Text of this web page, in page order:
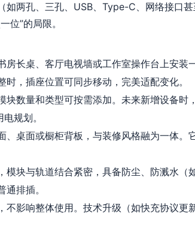
两孔、三孔、USB、Type-C、网络接口
位”的局限。
房长桌、客厅电视墙或工作室操作台上安装
，插座位置可同步移动，完美适配变化。
块数量和类型可按需添加。未来新增设备时
规划。
、桌面或橱柜背板，与装修风格融为一体。
模块与轨道结合紧密，具备防尘、防溅水（
排插。
不影响整体使用。技术升级（如快充协议更